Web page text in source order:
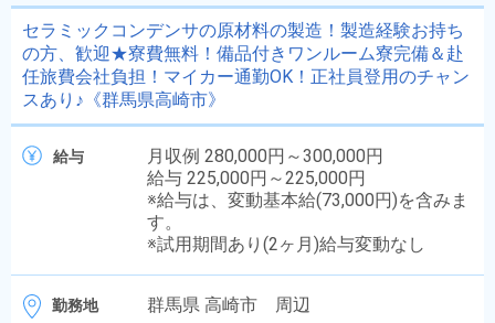
セラミックコンデンサの原材料の製造！製造経験お持ち
の方、歓迎★寮費無料！備品付きワンルーム寮完備＆赴
任旅費会社負担！マイカー通勤OK！正社員登用のチャン
スあり♪《群馬県高崎市》
給与
月収例 280,000円～300,000円
給与 225,000円～225,000円
※給与は、変動基本給(73,000円)を含みま
す。
※試用期間あり(2ヶ月)給与変動なし
勤務地 群馬県 高崎市 周辺